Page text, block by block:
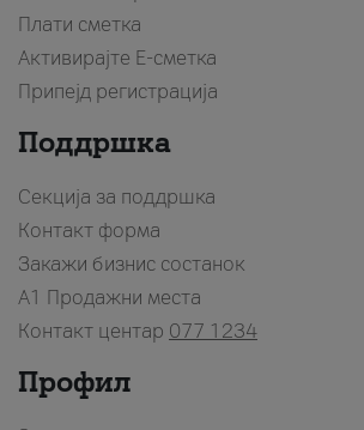
Плати сметка
Активирајте Е-сметка
Припејд регистрација
Поддршка
Секција за поддршка
Контакт форма
Закажи бизнис состанок
A1 Продажни места
Контакт центар 077 1234
Профил